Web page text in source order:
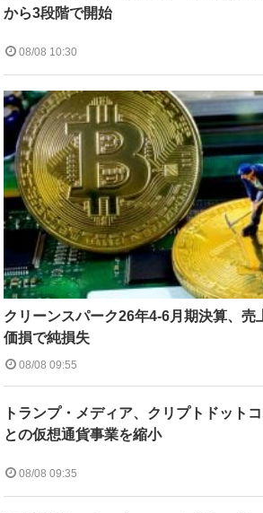
から3段階で開始
08/08 10:30
クリーンスパーク26年4-6月期決算、
価損で純損失
08/08 09:55
トランプ・メディア、クリプトドット
との仮想通貨事業を縮小
08/08 09:35